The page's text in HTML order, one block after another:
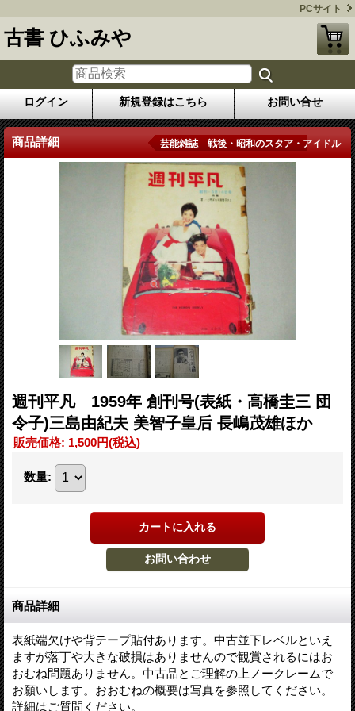
PCサイト
古書 ひふみや
ログイン 新規登録はこちら お問い合せ
商品詳細 芸能雑誌 戦後・昭和のスタア・アイドル
週刊平凡 1959年 創刊号(表紙・高橋圭三 団
令子)三島由紀夫 美智子皇后 長嶋茂雄ほか
販売価格: 1,500円(税込)
数量:
商品詳細
表紙端欠けや背テープ貼付あります。中古並下レベルといえ
ますが落丁や大きな破損はありませんので観賞されるにはお
おむね問題ありません。中古品とご理解の上ノークレームで
お願いします。おおむねの概要は写真を参照してください。
詳細はご質問ください。